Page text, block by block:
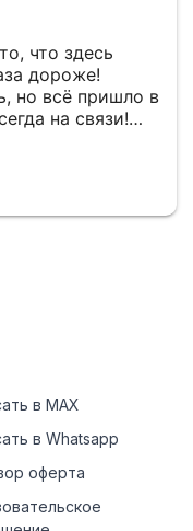
что здесь
дороже!
но всё пришло в
на связи!
в MAX
в Whatsapp
оферта